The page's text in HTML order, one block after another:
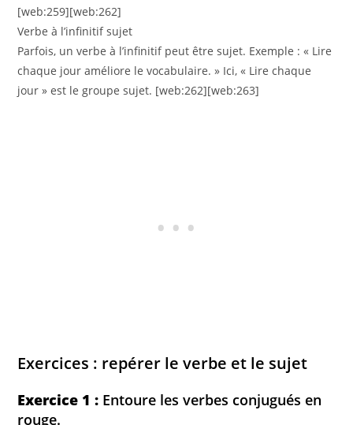
[web:259][web:262]
Verbe à l’infinitif sujet
Parfois, un verbe à l’infinitif peut être sujet. Exemple : « Lire
chaque jour améliore le vocabulaire. » Ici, « Lire chaque
jour » est le groupe sujet. [web:262][web:263]
Exercices : repérer le verbe et le sujet
Exercice 1 : Entoure les verbes conjugués en
rouge.